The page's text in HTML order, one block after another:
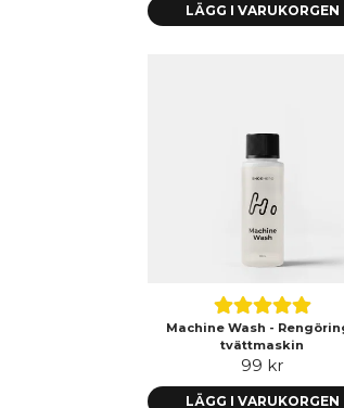
LÄGG I VARUKORGEN
Machine Wash -
tvättmaskin
99 kr
LÄGG I VARUKORGEN